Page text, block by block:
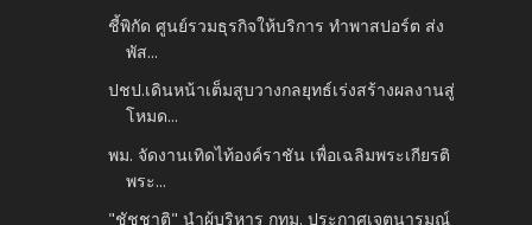
ชี้พิกัด ศูนย์รวมธุรกิจให้บริการ ทำพาสปอร์ต ส่ง
พัส...
ปชป.เดินหน้าเต็มสูบวางกลยุทธ์เร่งสร้างผลงานสู่
โหมด...
พม. จัดงานเทิดไท้องค์ราชัน เพื่อเฉลิมพระเกียรติ
พระ...
"ชัชชาติ" นำผู้บริหาร กทม. ประกาศเจตนารมณ์